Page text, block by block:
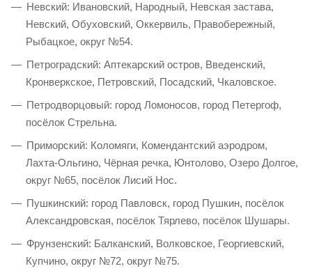
Невский: Ивановский, Народный, Невская застава,
Невский, Обуховский, Оккервиль, Правобережный,
Рыбацкое, округ №54.
Петроградский: Аптекарский остров, Введенский,
Кронверкское, Петровский, Посадский, Чкаловское.
Петродворцовый: город Ломоносов, город Петергоф,
посёлок Стрельна.
Приморский: Коломяги, Комендантский аэродром,
Лахта-Ольгино, Чёрная речка, Юнтолово, Озеро Долгое,
округ №65, посёлок Лисий Нос.
Пушкинский: город Павловск, город Пушкин, посёлок
Александровская, посёлок Тярлево, посёлок Шушары.
Фрунзенский: Балканский, Волковское, Георгиевский,
Купчино, округ №72, округ №75.